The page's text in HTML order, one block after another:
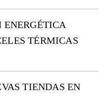
TÉRMICAS
TIENDAS EN